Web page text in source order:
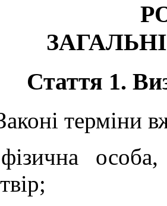
Стаття 1.
терміни